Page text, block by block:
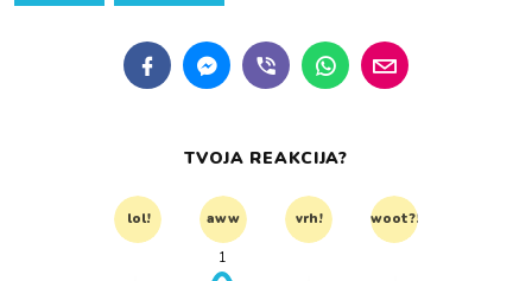
TVOJA REAKCIJA?
lol! aww vrh! woot?!
1